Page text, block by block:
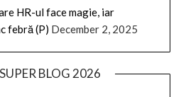
HR-ul face magie, iar
febră (P) December 2, 2025
BLOG 2026